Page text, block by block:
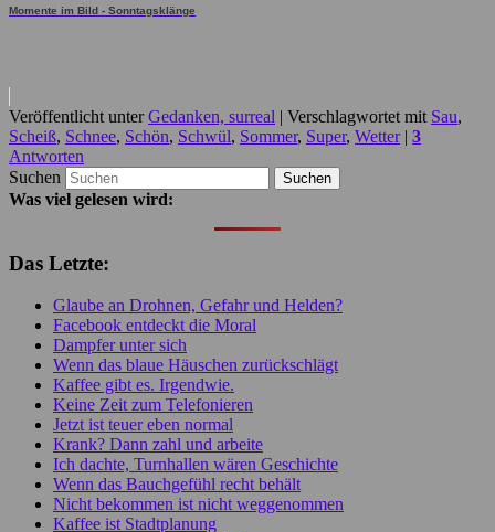
Momente im Bild - Sonntagsklänge
Veröffentlicht unter Gedanken, surreal | Verschlagwortet mit Sau,
Scheiß, Schnee, Schön, Schwül, Sommer, Super, Wetter | 3
Antworten
Suchen
Was viel gelesen wird:
Das Letzte:
Glaube an Drohnen, Gefahr und Helden?
Facebook entdeckt die Moral
Dampfer unter sich
Wenn das blaue Häuschen zurückschlägt
Kaffee gibt es. Irgendwie.
Keine Zeit zum Telefonieren
Jetzt ist teuer eben normal
Krank? Dann zahl und arbeite
Ich dachte, Turnhallen wären Geschichte
Wenn das Bauchgefühl recht behält
Nicht bekommen ist nicht weggenommen
Kaffee ist Stadtplanung